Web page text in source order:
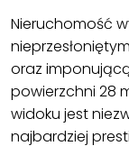
Nieruchomość
oraz
powierzchni 28
widoku jest
najbardziej